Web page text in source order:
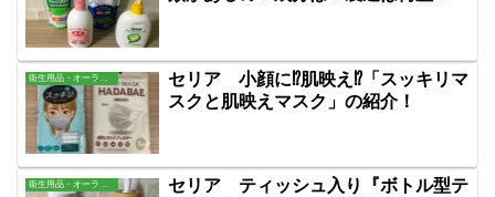
セリア 小顔に⁉肌映え⁉「スッキリマ
スクと肌映えマスク」の紹介！
衛生用品・オーラル・バス用品
セリア ティッシュ入り『ボトル型テ